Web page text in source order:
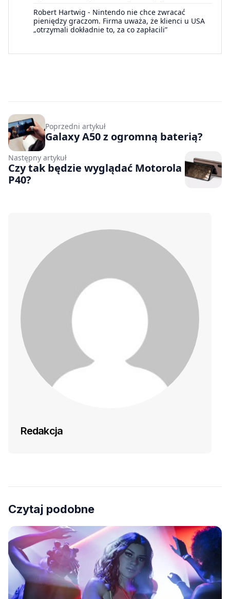
Robert Hartwig - Nintendo nie chce zwracać
pieniędzy graczom. Firma uważa, że klienci u USA
„otrzymali dokładnie to, za co zapłacili”
Poprzedni artykuł
Galaxy A50 z ogromną baterią?
Następny artykuł
Czy tak będzie wyglądać Motorola
P40?
Redakcja
Czytaj podobne